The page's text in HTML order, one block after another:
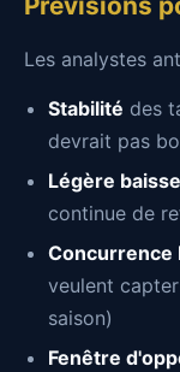
Les analystes
Stabilité des
devrait pas
Légère
continue de
Concurrence
veulent
saison)
Fenêtre